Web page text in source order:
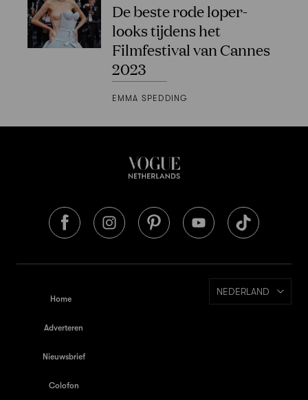
De beste rode loper-
looks tijdens het
Filmfestival van Cannes
2023
EMMA SPEDDING
Home
Adverteren
Nieuwsbrief
Colofon
NEDERLAND